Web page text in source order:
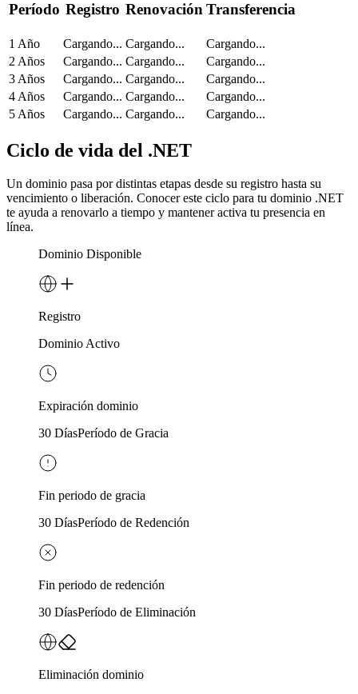
Período Registro RenovaciónTransferencia
1 Año Cargando... Cargando...
Cargando...
2 Años
Cargando... Cargando...
Cargando...
3 Años
Cargando... Cargando...
Cargando...
4 Años
Cargando... Cargando...
Cargando...
5 Años
Cargando... Cargando... Cargando...
Ciclo de vida del .NET
Un dominio pasa por distintas etapas desde su registro hasta su
vencimiento o liberación. Conocer este ciclo para tu dominio .NET
te ayuda a renovarlo a tiempo y mantener activa tu presencia en
línea.
Dominio Disponible
Registro
Dominio Activo
Expiración dominio
30 DíasPeríodo de Gracia
Fin periodo de gracia
30 DíasPeríodo de Redención
Fin periodo de redención
30 DíasPeríodo de Eliminación
Eliminación dominio